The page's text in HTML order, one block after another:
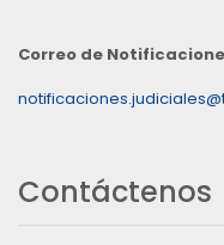
Correo de
Contáctenos